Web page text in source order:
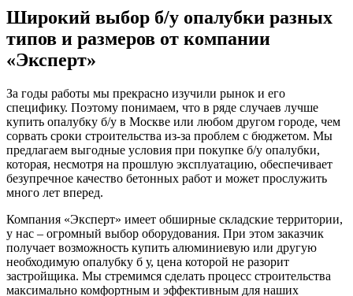
Широкий выбор б/у опалубки разных
типов и размеров от компании
«Эксперт»
За годы работы мы прекрасно изучили рынок и его
специфику. Поэтому понимаем, что в ряде случаев лучше
купить опалубку б/у в Москве или любом другом городе, чем
сорвать сроки строительства из-за проблем с бюджетом. Мы
предлагаем выгодные условия при покупке б/у опалубки,
которая, несмотря на прошлую эксплуатацию, обеспечивает
безупречное качество бетонных работ и может прослужить
много лет вперед.
Компания «Эксперт» имеет обширные складские территории,
у нас – огромный выбор оборудования. При этом заказчик
получает возможность купить алюминиевую или другую
необходимую опалубку б у, цена которой не разорит
застройщика. Мы стремимся сделать процесс строительства
максимально комфортным и эффективным для наших